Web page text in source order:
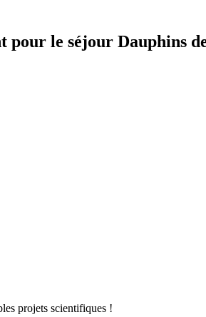
pour le séjour Dauphins
projets scientifiques !